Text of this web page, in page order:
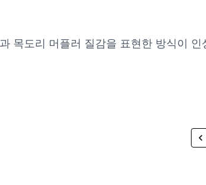
목도리 머플러 질감을 표현한 방식이